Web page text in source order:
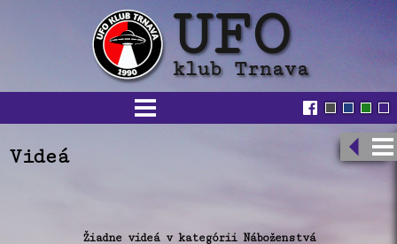
Videá
Žiadne videá v kategórii Náboženstvá